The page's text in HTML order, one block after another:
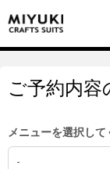
ご予約内容
メニューを選択して
-